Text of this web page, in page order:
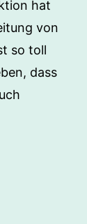
hat
von
so toll
dass